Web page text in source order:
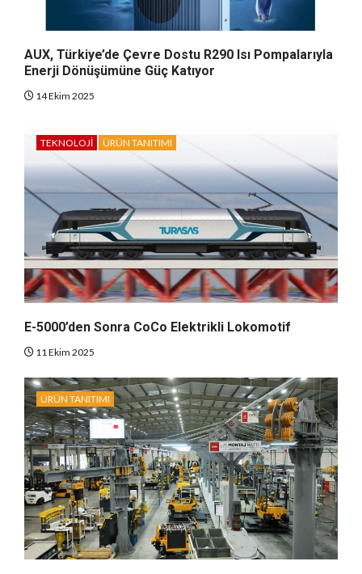
AUX, Türkiye’de Çevre Dostu R290 Isı Pompalarıyla
Enerji Dönüşümüne Güç Katıyor
14 Ekim 2025
TEKNOLOJI ÜRÜN TANITIMI
E-5000’den Sonra CoCo Elektrikli Lokomotif
11 Ekim 2025
ÜRÜN TANITIMI